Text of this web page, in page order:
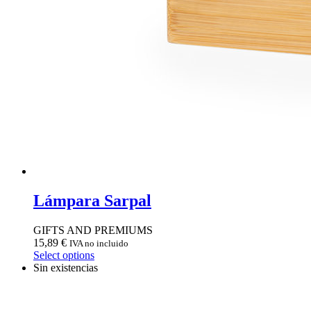
Lámpara Sarpal
GIFTS AND PREMIUMS
15,89 € IVA no incluido
Select options
Sin existencias